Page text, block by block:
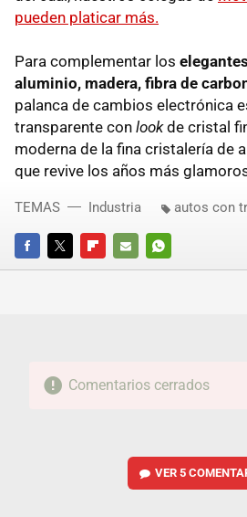
pueden platicar más.
Para complementar los
aluminio, madera, fibra de
palanca de cambios electrónica
transparente con lookde cristal
moderna de la fina cristalería de
que revive los años más
FACEBOOKTWITTERFLIPBOARD
E-
WHATSAPP
TEMAS Industria autos con
Comentarios cerrados
VER5